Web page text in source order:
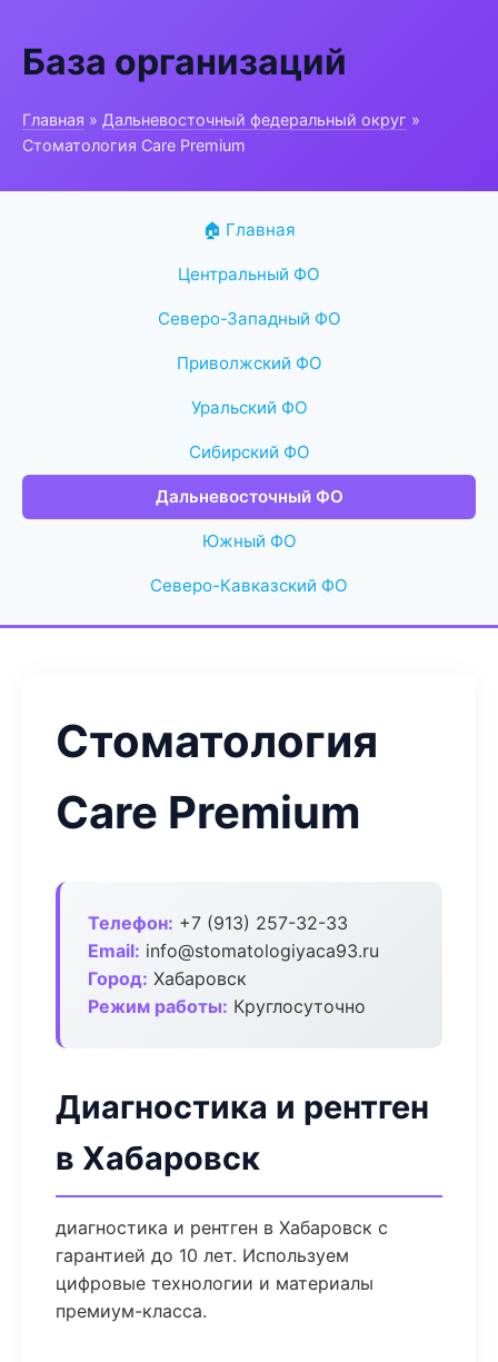
База организаций
Главная » Дальневосточный федеральный округ »
Стоматология Care Premium
🏠 Главная
Центральный ФО
Северо-Западный ФО
Приволжский ФО
Уральский ФО
Сибирский ФО
Дальневосточный ФО
Южный ФО
Северо-Кавказский ФО
Стоматология
Care Premium
Телефон: +7 (913) 257-32-33
Email: info@stomatologiyaca93.ru
Город: Хабаровск
Режим работы: Круглосуточно
Диагностика и рентген
в Хабаровск
диагностика и рентген в Хабаровск с
гарантией до 10 лет. Используем
цифровые технологии и материалы
премиум-класса.